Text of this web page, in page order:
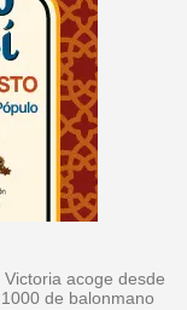
acoge desde
de balonmano